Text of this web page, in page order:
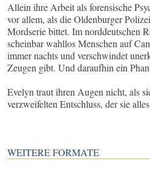
Allein ihre Arbeit als forensische
vor allem, als die Oldenburger
Mordserie bittet. Im norddeutschen
scheinbar wahllos Menschen auf
immer nachts und verschwindet
Zeugen gibt. Und daraufhin ein
Evelyn traut ihren Augen nicht, als
verzweifelten Entschluss, der sie
WEITERE FORMATE